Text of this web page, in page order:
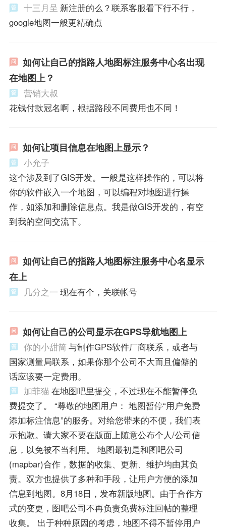
十三月呈 新注册的么？联系客服看下行不行，
google地图一般更精确点
如何让自己的指路人地图标注服务中心名出现
在地图上？
营销大叔
花钱付款冠名啊，根据路段不同费用也不同！
如何让项目信息在地图上显示？
小允子
这个涉及到了GIS开发。一般是这样操作的，可以将
你的软件嵌入一个地图，可以编程对地图进行操
作，如添加和删除信息点。我是做GIS开发的，有空
到我的空间交流下。
如何让自己的指路人地图标注服务中心名显示
在上
几分之一 现在有个，关联帐号
如何让自己的公司显示在GPS导航地图上
你的小甜筒 与制作GPS软件厂商联系，或者与
国家测量局联系，如果你那个公司不大而且偏僻的
话应该要一定费用。
加菲猫在地图吧里提交，不过现在不能暂停免
费提交了。 “尊敬的地图用户： 地图暂停“用户免费
添加标注信息”的服务。对给您带来的不便，我们表
示抱歉。请大家不要在版面上随意公布个人/公司信
息，以免被不当利用。 地图最初是和图吧公司
(mapbar)合作，数据的收集、更新、维护均由其负
责。双方也提供了多种和手段，让用户方便的添加
信息到地图。8月18日，发布新版地图。由于合作方
式的变更，图吧公司不再负责免费标注回帖的整理
收集。 出于种种原因的考虑，地图不得不暂停用户